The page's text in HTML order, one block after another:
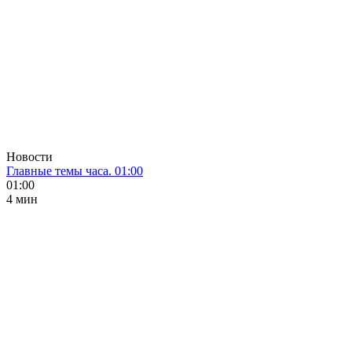
Новости
Главные темы часа. 01:00
01:00
4 мин